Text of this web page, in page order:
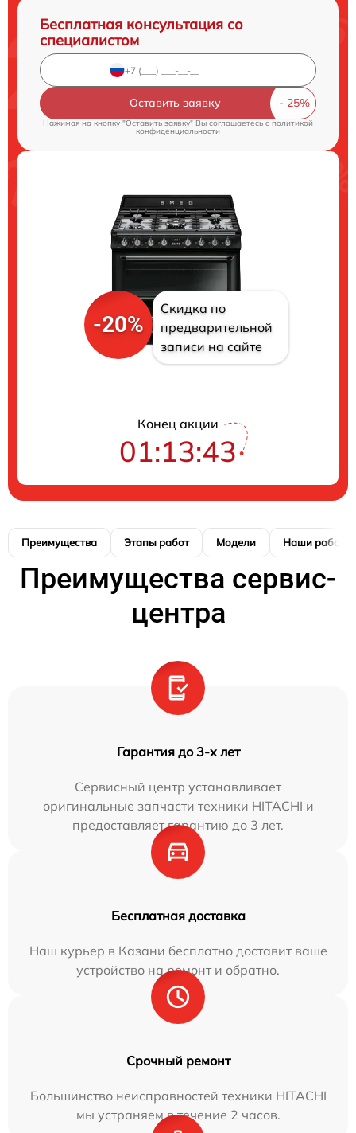
Бесплатная консультация со
специалистом
Оставить заявку
Нажимая на кнопку "Оставить заявку" Вы соглашаетесь cполитикой
конфиденциальности
-20%
Скидка по
предварительной
записи на сайте
Конец акции
01:13:42
Преимущества Этапы работ Модели Наши работы
Преимущества сервис-
центра
Гарантия до 3-х лет
Сервисный центр устанавливает
оригинальные запчасти техники HITACHI и
предоставляет гарантию до 3 лет.
Бесплатная доставка
Наш курьер в Казани бесплатно доставит ваше
устройство на ремонт и обратно.
Срочный ремонт
Большинство неисправностей техники HITACHI
мы устраняем в течение 2 часов.